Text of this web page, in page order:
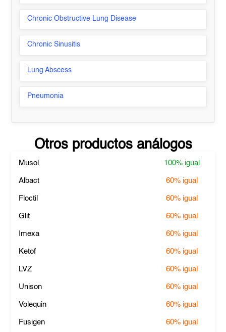
Chronic Obstructive Lung Disease
Chronic Sinusitis
Lung Abscess
Pneumonia
Otros productos análogos
Musol 100% igual
Albact 60% igual
Floctil 60% igual
Glit 60% igual
Imexa 60% igual
Ketof 60% igual
LVZ 60% igual
Unison 60% igual
Volequin 60% igual
Fusigen 60% igual